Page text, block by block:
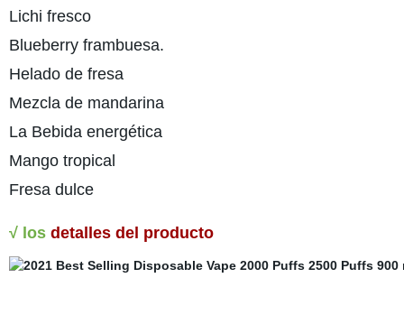
Lichi fresco
Blueberry frambuesa.
Helado de fresa
Mezcla de mandarina
La Bebida energética
Mango tropical
Fresa dulce
√ losdetalles del producto